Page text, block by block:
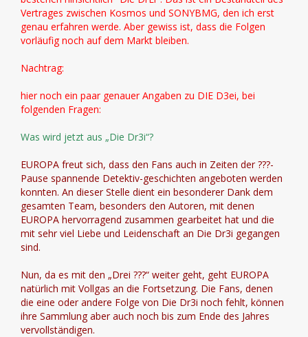
Vertrages zwischen Kosmos und SONYBMG, den ich erst
genau erfahren werde. Aber gewiss ist, dass die Folgen
vorläufig noch auf dem Markt bleiben.
Nachtrag:
hier noch ein paar genauer Angaben zu DIE D3ei, bei
folgenden Fragen:
Was wird jetzt aus „Die Dr3i“?
EUROPA freut sich, dass den Fans auch in Zeiten der ???-
Pause spannende Detektiv-geschichten angeboten werden
konnten. An dieser Stelle dient ein besonderer Dank dem
gesamten Team, besonders den Autoren, mit denen
EUROPA hervorragend zusammen gearbeitet hat und die
mit sehr viel Liebe und Leidenschaft an Die Dr3i gegangen
sind.
Nun, da es mit den „Drei ???“ weiter geht, geht EUROPA
natürlich mit Vollgas an die Fortsetzung. Die Fans, denen
die eine oder andere Folge von Die Dr3i noch fehlt, können
ihre Sammlung aber auch noch bis zum Ende des Jahres
vervollständigen.